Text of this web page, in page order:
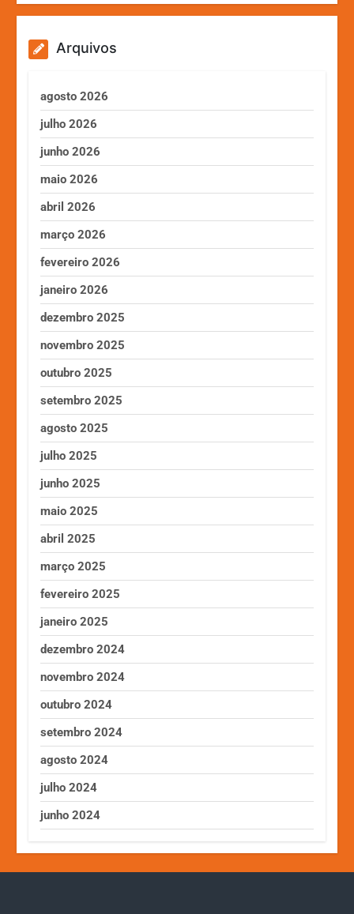
Arquivos
agosto 2026
julho 2026
junho 2026
maio 2026
abril 2026
março 2026
fevereiro 2026
janeiro 2026
dezembro 2025
novembro 2025
outubro 2025
setembro 2025
agosto 2025
julho 2025
junho 2025
maio 2025
abril 2025
março 2025
fevereiro 2025
janeiro 2025
dezembro 2024
novembro 2024
outubro 2024
setembro 2024
agosto 2024
julho 2024
junho 2024